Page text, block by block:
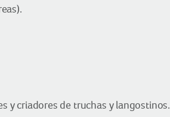
y criadores de truchas y langostinos.